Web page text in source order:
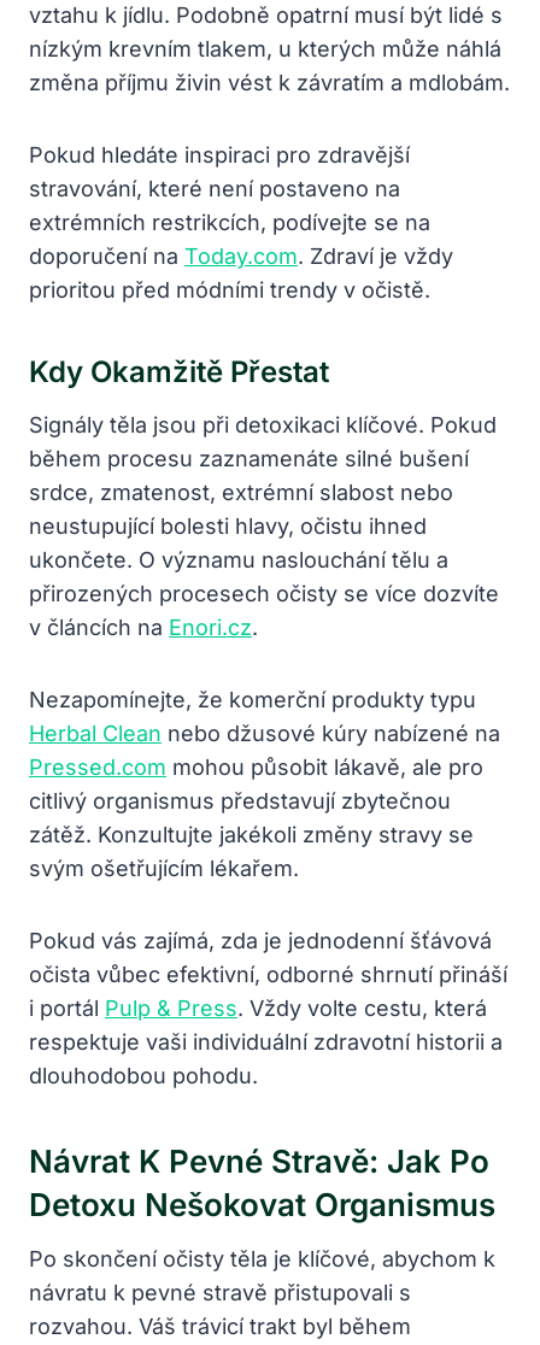
vztahu k jídlu. Podobně opatrní musí být lidé s
nízkým krevním tlakem, u kterých může náhlá
změna příjmu živin vést k závratím a mdlobám.
Pokud hledáte inspiraci pro zdravější
stravování, které není postaveno na
extrémních restrikcích, podívejte se na
doporučení na Today.com. Zdraví je vždy
prioritou před módními trendy v očistě.
Kdy Okamžitě Přestat
Signály těla jsou při detoxikaci klíčové. Pokud
během procesu zaznamenáte silné bušení
srdce, zmatenost, extrémní slabost nebo
neustupující bolesti hlavy, očistu ihned
ukončete. O významu naslouchání tělu a
přirozených procesech očisty se více dozvíte
v článcích na Enori.cz.
Nezapomínejte, že komerční produkty typu
Herbal Clean nebo džusové kúry nabízené na
Pressed.com mohou působit lákavě, ale pro
citlivý organismus představují zbytečnou
zátěž. Konzultujte jakékoli změny stravy se
svým ošetřujícím lékařem.
Pokud vás zajímá, zda je jednodenní šťávová
očista vůbec efektivní, odborné shrnutí přináší
i portál Pulp & Press. Vždy volte cestu, která
respektuje vaši individuální zdravotní historii a
dlouhodobou pohodu.
Návrat K Pevné Stravě: Jak Po
Detoxu Nešokovat Organismus
Po skončení očisty těla je klíčové, abychom k
návratu k pevné stravě přistupovali s
rozvahou. Váš trávicí trakt byl během